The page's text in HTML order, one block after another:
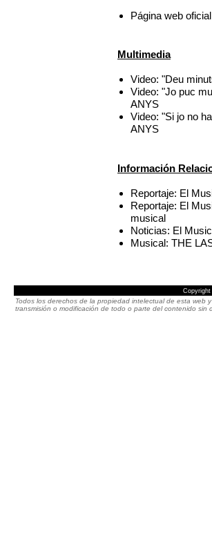
Página web
Multimedia
Video: "Deu
Video: "Jo puc
ANYS
Video: "Si jo no
ANYS
Información
Reportaje: El
Reportaje: El
musical
Noticias: El
Musical: THE
Todos los derechos de la propiedad intelectual de esta web
transmisión o modificación de todo o parte del contenido